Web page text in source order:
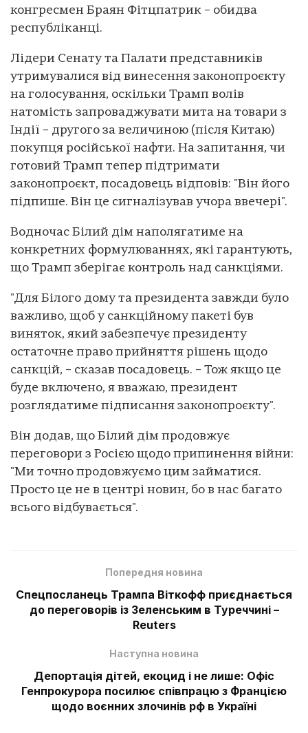
конгресмен Браян Фітцпатрик – обидва
республіканці.
Лідери Сенату та Палати представників
утримувалися від винесення законопроєкту
на голосування, оскільки Трамп волів
натомість запроваджувати мита на товари з
Індії – другого за величиною (після Китаю)
покупця російської нафти. На запитання, чи
готовий Трамп тепер підтримати
законопроєкт, посадовець відповів: "Він його
підпише. Він це сигналізував учора ввечері".
Водночас Білий дім наполягатиме на
конкретних формулюваннях, які гарантують,
що Трамп зберігає контроль над санкціями.
"Для Білого дому та президента завжди було
важливо, щоб у санкційному пакеті був
виняток, який забезпечує президенту
остаточне право прийняття рішень щодо
санкцій, – сказав посадовець. – Тож якщо це
буде включено, я вважаю, президент
розглядатиме підписання законопроєкту".
Він додав, що Білий дім продовжує
переговори з Росією щодо припинення війни:
"Ми точно продовжуємо цим займатися.
Просто це не в центрі новин, бо в нас багато
всього відбувається".
Попередня новина
Спецпосланець Трампа Віткофф приєднається
до переговорів із Зеленським в Туреччині –
Reuters
Наступна новина
Депортація дітей, екоцид і не лише: Офіс
Генпрокурора посилює співпрацю з Францією
щодо воєнних злочинів рф в Україні